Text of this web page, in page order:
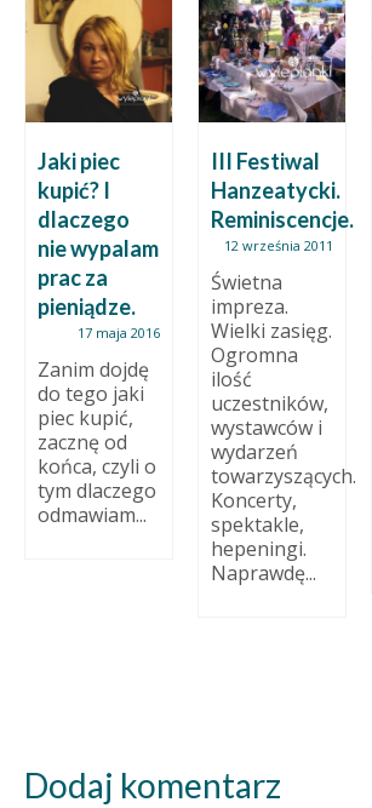
Jaki piec
kupić? I
dlaczego
nie wypalam
prac za
pieniądze.
17 maja 2016
Zanim dojdę
do tego jaki
piec kupić,
zacznę od
końca, czyli o
tym dlaczego
odmawiam...
III Festiwal
Hanzeatycki.
Reminiscencje.
12 września 2011
Świetna
impreza.
Wielki zasięg.
Ogromna
ilość
uczestników,
wystawców i
wydarzeń
towarzyszących.
Koncerty,
spektakle,
hepeningi.
Naprawdę...
Dodaj komentarz